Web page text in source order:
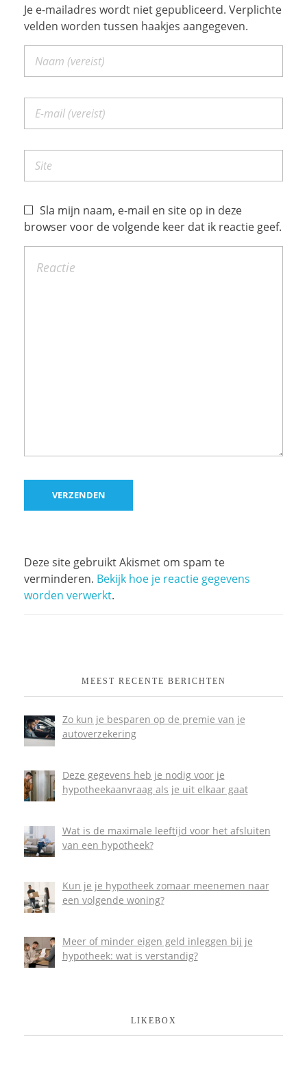
Je e-mailadres wordt niet gepubliceerd. Verplichte
velden worden tussen haakjes aangegeven.
Sla mijn naam, e-mail en site op in deze
browser voor de volgende keer dat ik reactie geef.
Deze site gebruikt Akismet om spam te
verminderen. Bekijk hoe je reactie gegevens
worden verwerkt.
MEEST RECENTE BERICHTEN
Zo kun je besparen op de premie van je
autoverzekering
Deze gegevens heb je nodig voor je
hypotheekaanvraag als je uit elkaar gaat
Wat is de maximale leeftijd voor het afsluiten
van een hypotheek?
Kun je je hypotheek zomaar meenemen naar
een volgende woning?
Meer of minder eigen geld inleggen bij je
hypotheek: wat is verstandig?
LIKEBOX